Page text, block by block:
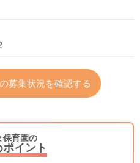
募集状況を確認する
保育園の
イント